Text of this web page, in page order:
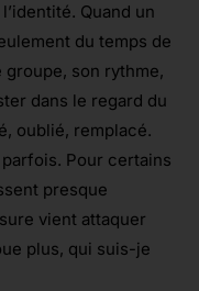
Quand un
du temps de
groupe, son rythme,
dans le regard du
oublié, remplacé.
Pour certains
presque
vient attaquer
plus, qui suis-je